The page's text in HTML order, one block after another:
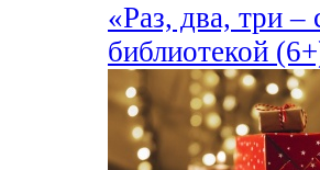
«Раз, два, три
библиотекой